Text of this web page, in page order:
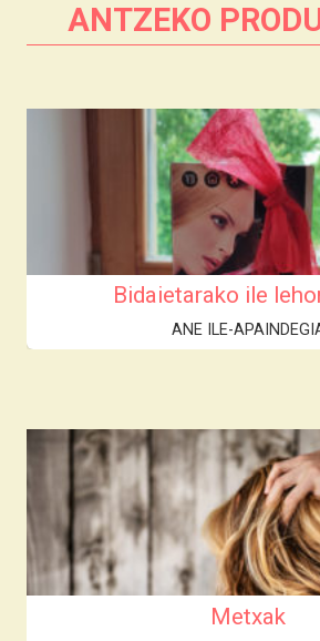
ANTZEKO
Bidaietarako ile
ANE ILE-
Metxak